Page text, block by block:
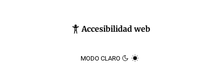
Accesibilidad web
MODO CLARO